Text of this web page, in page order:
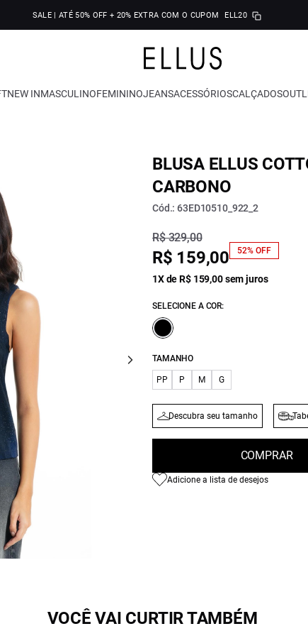
SALE | ATÉ 50% OFF + 20% EXTRA COM O CUPOM ELL20
NEW INMASCULINOFEMININOJEANSACESSÓRIOSCALÇADOS
BLUSA ELLUS
CARBONO
Cód.: 63ED10510_922_2
R$ 329,00
R$ 159,00 52% OFF
1X de R$ 159,00 sem juros
SELECIONE A COR:
TAMANHO
PP P M G
Descubra seu tamanho
COMPRAR
Adicione a lista de desejos
VOCÊ VAI CURTIR TAMBÉM